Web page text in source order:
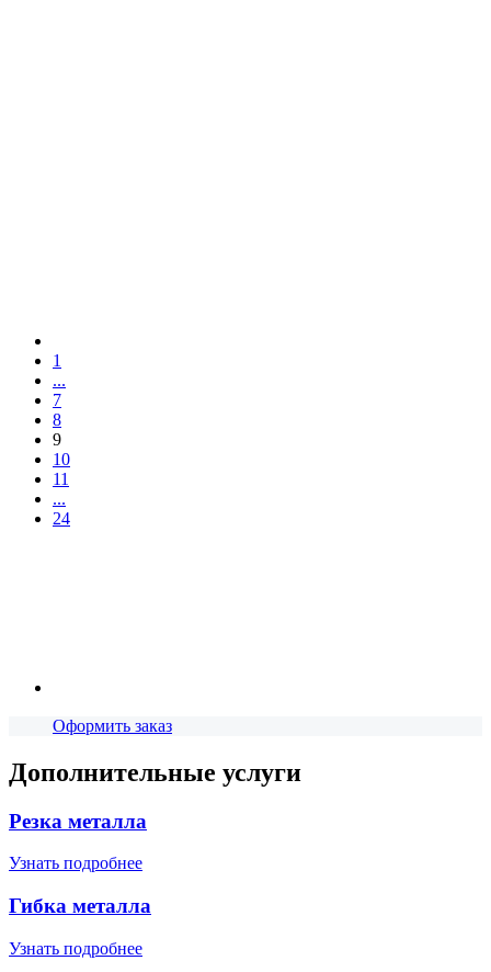
1
...
7
8
9
10
11
...
24
Оформить заказ
Дополнительные услуги
Резка металла
Узнать подробнее
Гибка металла
Узнать подробнее